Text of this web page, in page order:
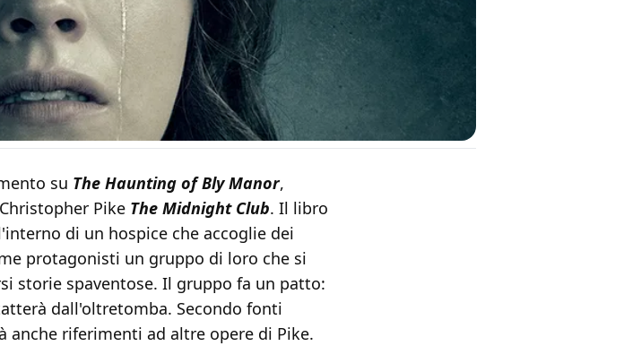
su The Haunting of Bly Manor,
Pike The Midnight Club. Il libro
di un hospice che accoglie dei
protagonisti un gruppo di loro che si
storie spaventose. Il gruppo fa un patto:
dall'oltretomba. Secondo fonti
anche riferimenti ad altre opere di Pike.